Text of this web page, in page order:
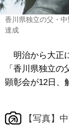
香川県独立の父・
達成
明治から大正
「香川県独立
顕彰会が12日、
【写真】